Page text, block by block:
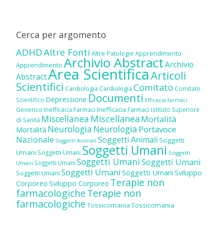
Cerca per argomento
ADHDAltre Fonti Altre Patologie Apprendimento
Apprendimento Archivio AbstractArchivio
AbstractArea ScientificaArticoli
Scientifici Cardiologia Cardiologia Comitato Comitato
Scientifico Depressione Documenti Efficacia farmaci
Generico Inefficacia Farmaci Inefficacia Farmaci Istituto Superiore
di Sanità Miscellanea Miscellanea Mortalità
Mortalità Neurologia Neurologia Portavoce
Nazionale Soggetti Animali Soggetti Animali Soggetti
Umani Soggetti Umani Soggetti Umani Soggetti
Umani Soggetti Umani Soggetti UmaniSoggetti Umani
Soggetti Umani Soggetti Umani Soggetti Umani Sviluppo
Corporeo Sviluppo Corporeo Terapie non
farmacologicheTerapie non
farmacologiche Tossicomania Tossicomania